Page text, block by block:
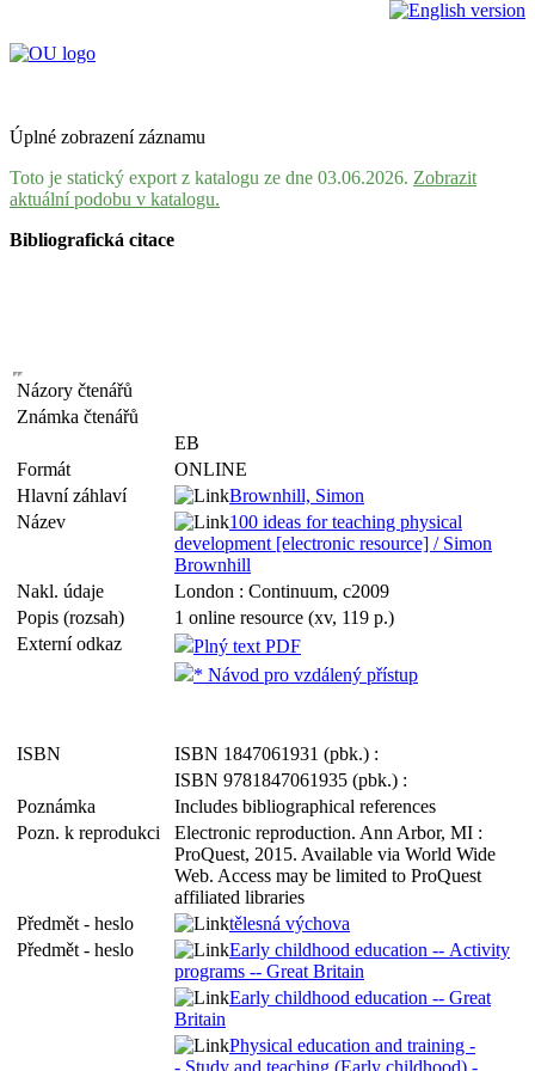
Úplné zobrazení záznamu
Toto je statický export z katalogu ze dne 03.06.2026. Zobrazit
aktuální podobu v katalogu.
Bibliografická citace
Názory čtenářů
Známka čtenářů
EB
Formát
ONLINE
Hlavní záhlaví
Brownhill, Simon
Název
100 ideas for teaching physical
development [electronic resource] / Simon
Brownhill
Nakl. údaje
London : Continuum, c2009
Popis (rozsah)
1 online resource (xv, 119 p.)
Externí odkaz
Plný text PDF
* Návod pro vzdálený přístup
ISBN
ISBN 1847061931 (pbk.) :
ISBN 9781847061935 (pbk.) :
Poznámka
Includes bibliographical references
Pozn. k reprodukci
Electronic reproduction. Ann Arbor, MI :
ProQuest, 2015. Available via World Wide
Web. Access may be limited to ProQuest
affiliated libraries
Předmět - heslo
tělesná výchova
Předmět - heslo
Early childhood education -- Activity
programs -- Great Britain
Early childhood education -- Great
Britain
Physical education and training -
- Study and teaching (Early childhood) -